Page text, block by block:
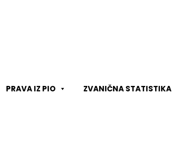
PRAVA IZ PIO ZVANIČNA STATISTIKA